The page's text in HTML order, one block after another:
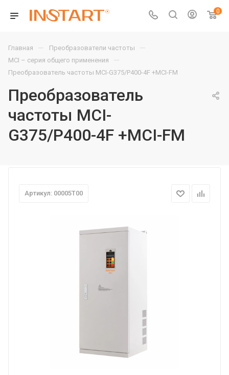
0
Главная — Преобразователи частоты —
MCI – серия общего применения —
Преобразователь частоты MCI-G375/P400-4F +MCI-FM
Преобразователь
частоты MCI-
G375/P400-4F +MCI-FM
Артикул: 00005T00